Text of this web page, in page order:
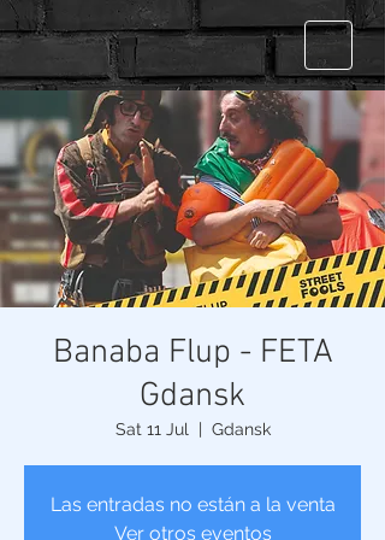
Banaba Flup - FETA
Gdansk
Sat 11 Jul
  |
Gdansk
Las entradas no están a la venta
Ver otros eventos